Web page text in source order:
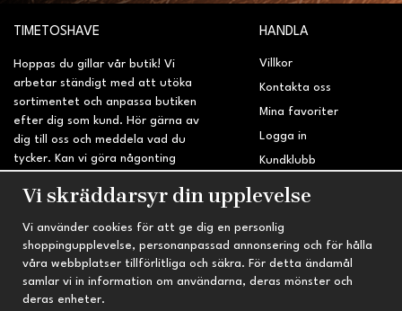
TIMETOSHAVE
Hoppas du gillar vår butik! Vi
arbetar ständigt med att utöka
sortimentet och anpassa butiken
efter dig som kund. Hör gärna av
dig till oss och meddela vad du
tycker. Kan vi göra någonting
sidan?
HANDLA
Villkor
Kontakta oss
Mina favoriter
Logga in
Kundklubb
Retur & Reklamation
INFORMATION
Om oss
Nyheter
TRYGG HANDEL
Fri frakt vid köp över 695 kr
Vi skräddarsyr din upplevelse
Vi använder cookies för att ge dig en personlig
shoppingupplevelse, personanpassad annonsering och för hålla
våra webbplatser tillförlitliga och säkra. För detta ändamål
samlar vi in information om användarna, deras mönster och
deras enheter.